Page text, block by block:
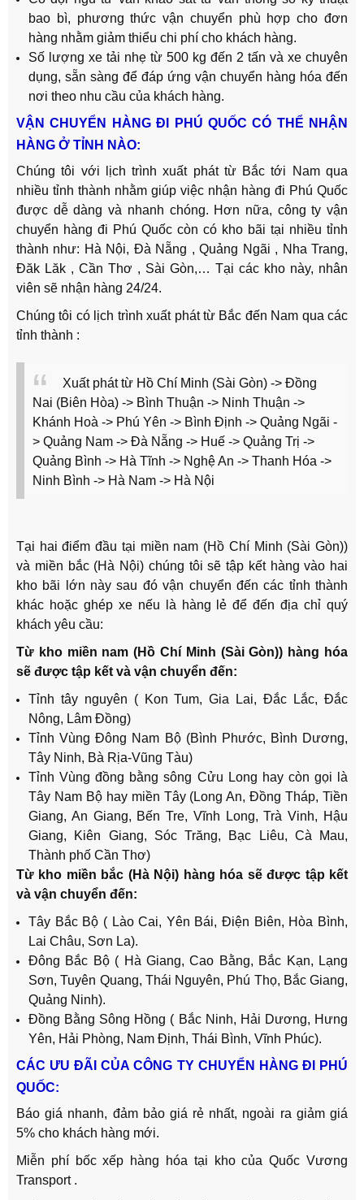
bao bì, phương thức vận chuyển phù hợp cho đơn
hàng nhằm giảm thiểu chi phí cho khách hàng.
Số lượng xe tải nhẹ từ 500 kg đến 2 tấn và xe chuyên
dụng, sẵn sàng để đáp ứng vận chuyển hàng hóa đến
nơi theo nhu cầu của khách hàng.
VẬN CHUYỂN HÀNG ĐI PHÚ QUỐC CÓ THỂ NHẬN
HÀNG Ở TỈNH NÀO:
Chúng tôi với lịch trình xuất phát từ Bắc tới Nam qua
nhiều tỉnh thành nhằm giúp việc nhận hàng đi Phú Quốc
được dễ dàng và nhanh chóng. Hơn nữa, công ty vận
chuyển hàng đi Phú Quốc còn có kho bãi tại nhiều tỉnh
thành như: Hà Nội, Đà Nẵng , Quảng Ngãi , Nha Trang,
Đăk Lăk , Cần Thơ , Sài Gòn,… Tại các kho này, nhân
viên sẽ nhận hàng 24/24.
Chúng tôi có lịch trình xuất phát từ Bắc đến Nam qua các
tỉnh thành :
Xuất phát từ Hồ Chí Minh (Sài Gòn) -> Đồng
Nai (Biên Hòa) -> Bình Thuận -> Ninh Thuận ->
Khánh Hoà -> Phú Yên -> Bình Định -> Quảng Ngãi -
> Quảng Nam -> Đà Nẵng -> Huế -> Quảng Trị ->
Quảng Bình -> Hà Tĩnh -> Nghệ An -> Thanh Hóa ->
Ninh Bình -> Hà Nam -> Hà Nội
Tại hai điểm đầu tại miền nam (Hồ Chí Minh (Sài Gòn))
và miền bắc (Hà Nội) chúng tôi sẽ tập kết hàng vào hai
kho bãi lớn này sau đó vận chuyển đến các tỉnh thành
khác hoặc ghép xe nếu là hàng lẻ để đến địa chỉ quý
khách yêu cầu:
Từ kho miền nam (Hồ Chí Minh (Sài Gòn)) hàng hóa
sẽ được tập kết và vận chuyển đến:
Tỉnh tây nguyên ( Kon Tum, Gia Lai, Đắc Lắc, Đắc
Nông, Lâm Đồng)
Tỉnh Vùng Đông Nam Bộ (Bình Phước, Bình Dương,
Tây Ninh, Bà Rịa-Vũng Tàu)
Tỉnh Vùng đồng bằng sông Cửu Long hay còn gọi là
Tây Nam Bộ hay miền Tây (Long An, Đồng Tháp, Tiền
Giang, An Giang, Bến Tre, Vĩnh Long, Trà Vinh, Hậu
Giang, Kiên Giang, Sóc Trăng, Bạc Liêu, Cà Mau,
Thành phố Cần Thơ)
Từ kho miền bắc (Hà Nội) hàng hóa sẽ được tập kết
và vận chuyển đến:
Tây Bắc Bộ ( Lào Cai, Yên Bái, Điện Biên, Hòa Bình,
Lai Châu, Sơn La).
Đông Bắc Bộ ( Hà Giang, Cao Bằng, Bắc Kạn, Lạng
Sơn, Tuyên Quang, Thái Nguyên, Phú Thọ, Bắc Giang,
Quảng Ninh).
Đồng Bằng Sông Hồng ( Bắc Ninh, Hải Dương, Hưng
Yên, Hải Phòng, Nam Định, Thái Bình, Vĩnh Phúc).
CÁC ƯU ĐÃI CỦA CÔNG TY CHUYỂN HÀNG ĐI PHÚ
QUỐC:
Báo giá nhanh, đảm bảo giá rẻ nhất, ngoài ra giảm giá
5% cho khách hàng mới.
Miễn phí bốc xếp hàng hóa tại kho của Quốc Vương
Transport .